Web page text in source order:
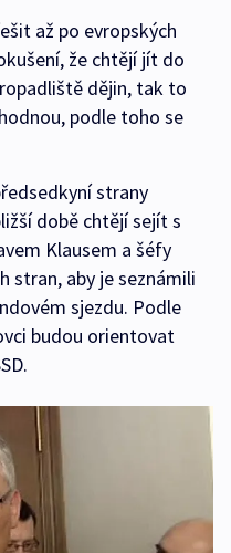
až po evropských
že chtějí jít do
dějin, tak to
podle toho se
strany
době chtějí sejít s
Klausem a šéfy
stran, aby je seznámili
sjezdu. Podle
budou orientovat